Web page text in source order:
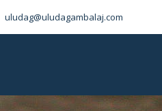
uludag@uludagambalaj.com